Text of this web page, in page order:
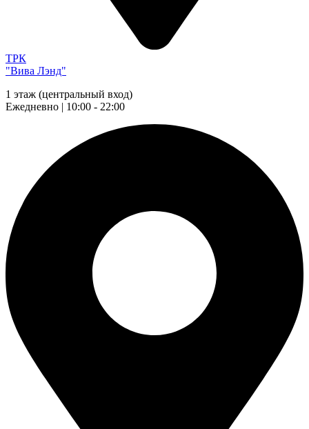
ТРК
"Вива Лэнд"
1 этаж (центральный вход)
Ежедневно | 10:00 - 22:00